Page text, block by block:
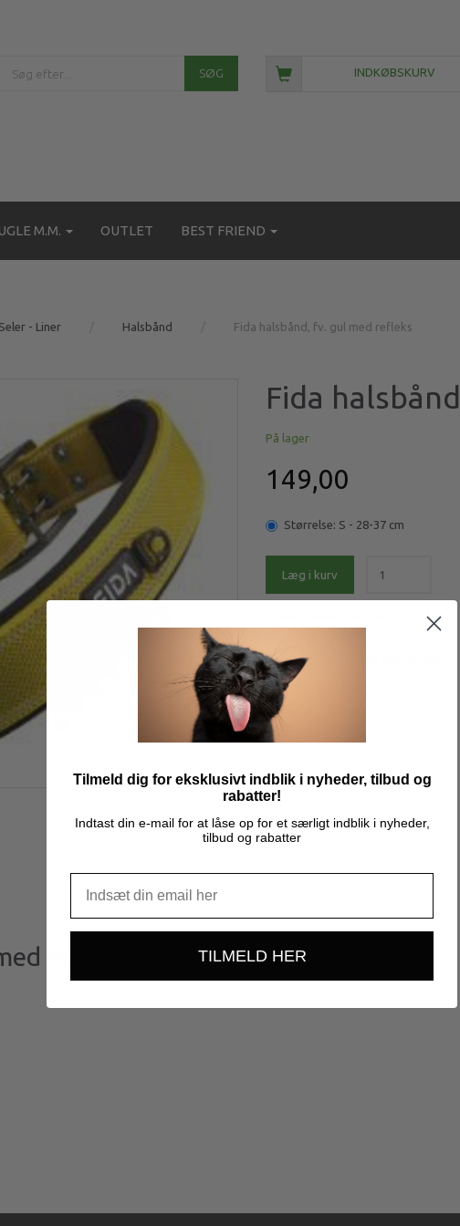
SØG INDKØBSKURV
M.M. OUTLET BEST FRIEND
- Liner Halsbånd Fida halsbånd, fv. gul med refleks
Fida
På lager
149,00
Størrelse: S - 28-37 cm
Læg i kurv
Fida halsbånd, fv. gul med refleks
Mere information
refleks
Tilmeld dig for eksklusivt indblik i nyheder, tilbud og
rabatter!
Indtast din e-mail for at låse op for et særligt indblik i nyheder,
tilbud og rabatter
TILMELD HER